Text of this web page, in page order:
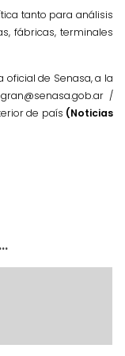
tanto para análisis
fábricas, terminales
oficial de Senasa, a la
/
de país (Noticias